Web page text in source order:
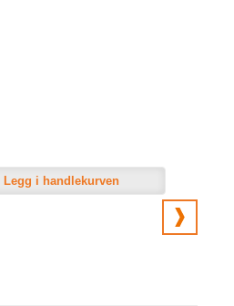
Legg i handlekurven